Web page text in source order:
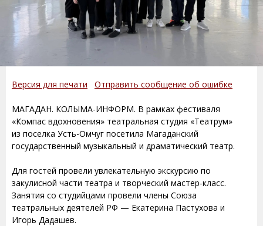
Версия для печати Отправить сообщение об ошибке
МАГАДАН. КОЛЫМА-ИНФОРМ. В рамках фестиваля
«Компас вдохновения» театральная студия «Театрум»
из поселка Усть-Омчуг посетила Магаданский
государственный музыкальный и драматический театр.
Для гостей провели увлекательную экскурсию по
закулисной части театра и творческий мастер-класс.
Занятия со студийцами провели члены Союза
театральных деятелей РФ — Екатерина Пастухова и
Игорь Дадашев.